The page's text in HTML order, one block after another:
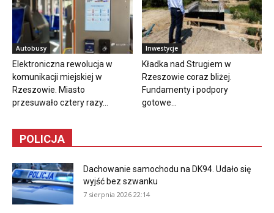
Autobusy
Elektroniczna rewolucja w
komunikacji miejskiej w
Rzeszowie. Miasto
przesuwało cztery razy...
Inwestycje
Kładka nad Strugiem w
Rzeszowie coraz bliżej.
Fundamenty i podpory
gotowe...
POLICJA
Dachowanie samochodu na DK94. Udało się
wyjść bez szwanku
7 sierpnia 2026 22:14